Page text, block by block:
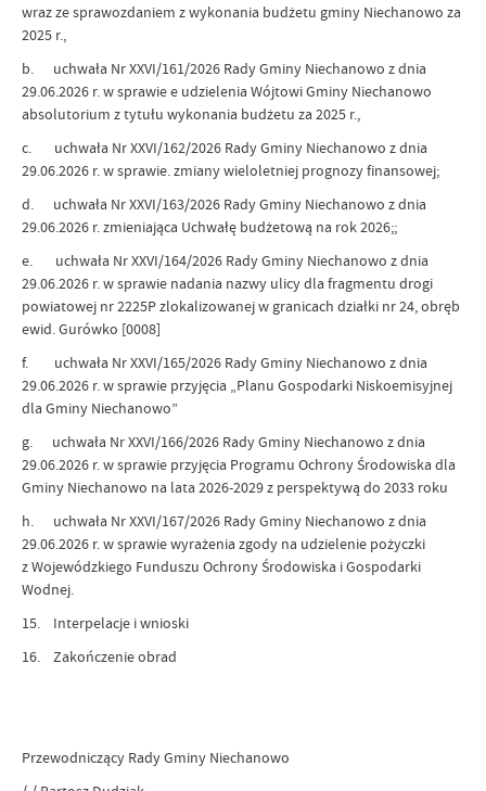
wraz ze sprawozdaniem z wykonania budżetu gminy Niechanowo za
2025 r.,
b. uchwała Nr XXVI/161/2026 Rady Gminy Niechanowo z dnia
29.06.2026 r. w sprawie e udzielenia Wójtowi Gminy Niechanowo
absolutorium z tytułu wykonania budżetu za 2025 r.,
c. uchwała Nr XXVI/162/2026 Rady Gminy Niechanowo z dnia
29.06.2026 r. w sprawie. zmiany wieloletniej prognozy finansowej;
d. uchwała Nr XXVI/163/2026 Rady Gminy Niechanowo z dnia
29.06.2026 r. zmieniająca Uchwałę budżetową na rok 2026;;
e. uchwała Nr XXVI/164/2026 Rady Gminy Niechanowo z dnia
29.06.2026 r. w sprawie nadania nazwy ulicy dla fragmentu drogi
powiatowej nr 2225P zlokalizowanej w granicach działki nr 24, obręb
ewid. Gurówko [0008]
f. uchwała Nr XXVI/165/2026 Rady Gminy Niechanowo z dnia
29.06.2026 r. w sprawie przyjęcia „Planu Gospodarki Niskoemisyjnej
dla Gminy Niechanowo”
g. uchwała Nr XXVI/166/2026 Rady Gminy Niechanowo z dnia
29.06.2026 r. w sprawie przyjęcia Programu Ochrony Środowiska dla
Gminy Niechanowo na lata 2026-2029 z perspektywą do 2033 roku
h. uchwała Nr XXVI/167/2026 Rady Gminy Niechanowo z dnia
29.06.2026 r. w sprawie wyrażenia zgody na udzielenie pożyczki
z Wojewódzkiego Funduszu Ochrony Środowiska i Gospodarki
Wodnej.
15. Interpelacje i wnioski
16. Zakończenie obrad
Przewodniczący Rady Gminy Niechanowo